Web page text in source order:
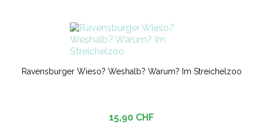
Ravensburger Wieso? Weshalb? Warum? Im Streichelzoo
15,90 CHF